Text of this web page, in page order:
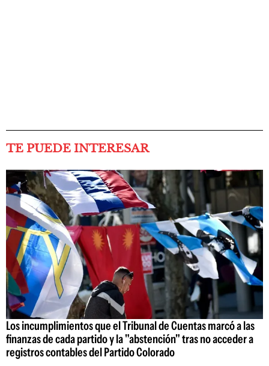
TE PUEDE INTERESAR
Los incumplimientos que el Tribunal de Cuentas marcó a las
finanzas de cada partido y la "abstención" tras no acceder a
registros contables del Partido Colorado